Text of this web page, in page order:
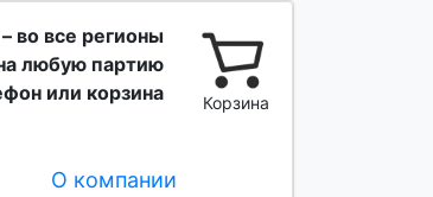
во все регионы
любую партию
или корзина
Корзина
О компании